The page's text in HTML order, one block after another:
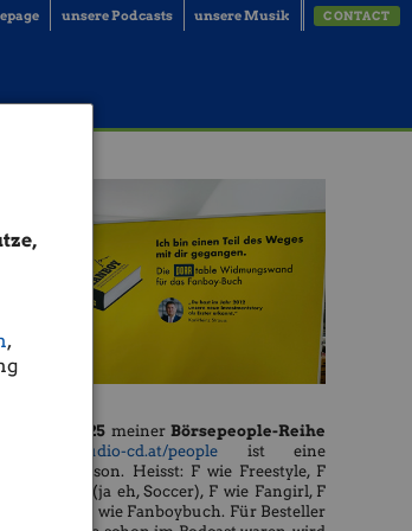
,
unsere Podcasts unsere Musik CONTACT
Season 25meinerBörsepeople-Reihe
http://www.audio-cd.at/people ist eine
Freestyle-Season. Heisst: F wie Freestyle, F
wie Football (ja eh, Soccer), F wie Fangirl, F
wie Fanboy, F wie Fanboybuch. Für Besteller